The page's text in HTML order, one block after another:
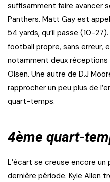
suffisamment faire avancer
Panthers. Matt Gay est
54 yards, qu’il passe (10-
football propre, sans erreur,
notamment deux
Olsen. Une autre de D.J
rapprocher un peu plus de
quart-temps.
4ème quart-
L’écart se creuse encore un
dernière période. Kyle Allen